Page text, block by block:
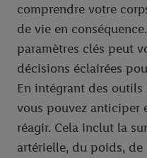
comprendre votre
de vie en
paramètres clés peut
décisions éclairées
En intégrant des
vous pouvez anticiper
réagir. Cela inclut la
artérielle, du poids,